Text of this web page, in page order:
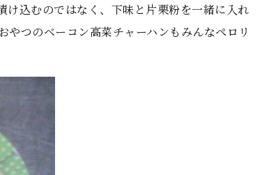
込むのではなく、下味と片栗粉を一緒に入れ
つのベーコン高菜チャーハンもみんなペロリ